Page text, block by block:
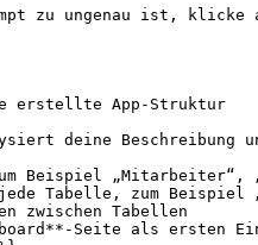
zu ungenau ist,
erstellte App-Struktur
deine Beschreibung
Beispiel „Mitarbeiter“,
Tabelle, zum Beispiel
zwischen Tabellen
Seite als ersten